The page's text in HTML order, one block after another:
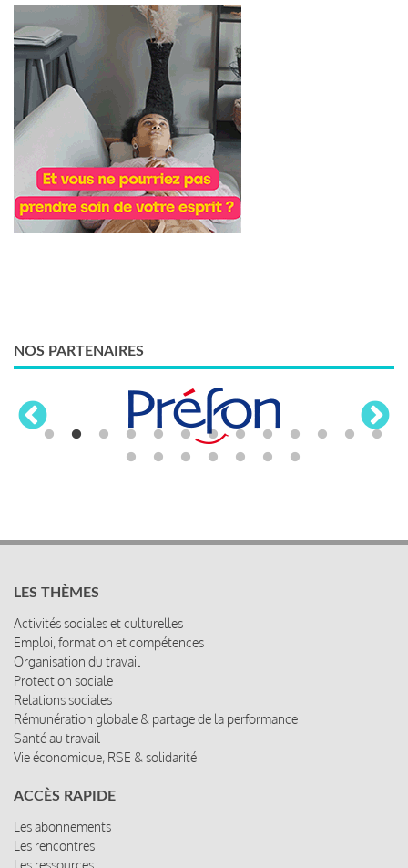
NOS PARTENAIRES
LES THÈMES
Activités sociales et culturelles
Emploi, formation et compétences
Organisation du travail
Protection sociale
Relations sociales
Rémunération globale & partage de la performance
Santé au travail
Vie économique, RSE & solidarité
ACCÈS RAPIDE
Les abonnements
Les rencontres
Les ressources